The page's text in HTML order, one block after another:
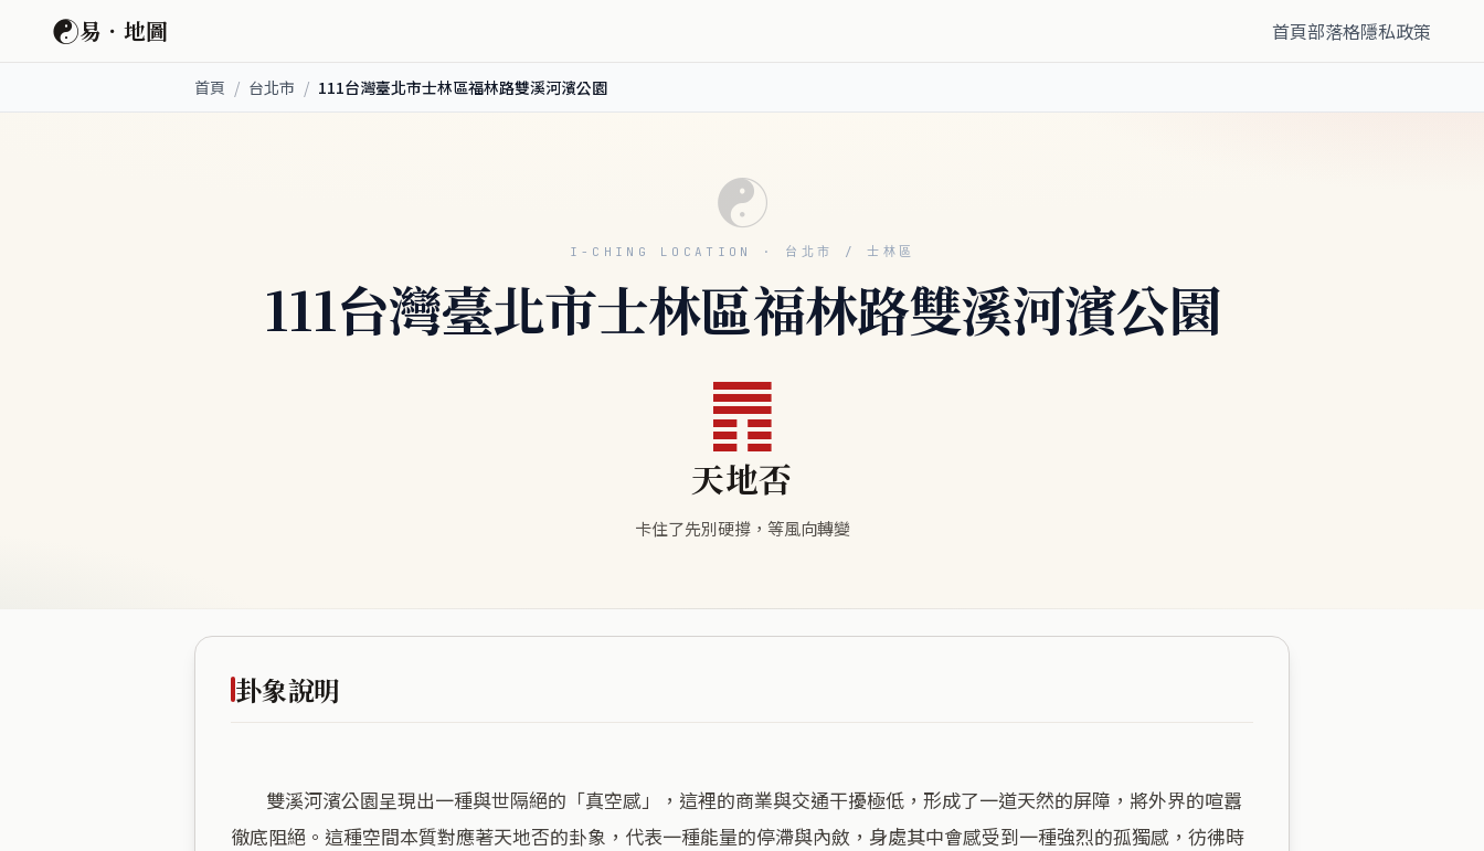
☯易．地圖 首頁部落格隱私政策
首頁 / 台北市 / 111台灣臺北市士林區福林路雙溪河濱公園
☯
I-CHING LOCATION · 台北市 / 士林區
111台灣臺北市士林區福林路雙溪河濱公園
䷋
天地否
卡住了先別硬撐，等風向轉變
卦象說明
徹底阻絕。這種空間本質對應著天地否的卦象，代表一種能量的停滯與內斂，身處其中會感受到一種強烈的孤獨感，彷彿時